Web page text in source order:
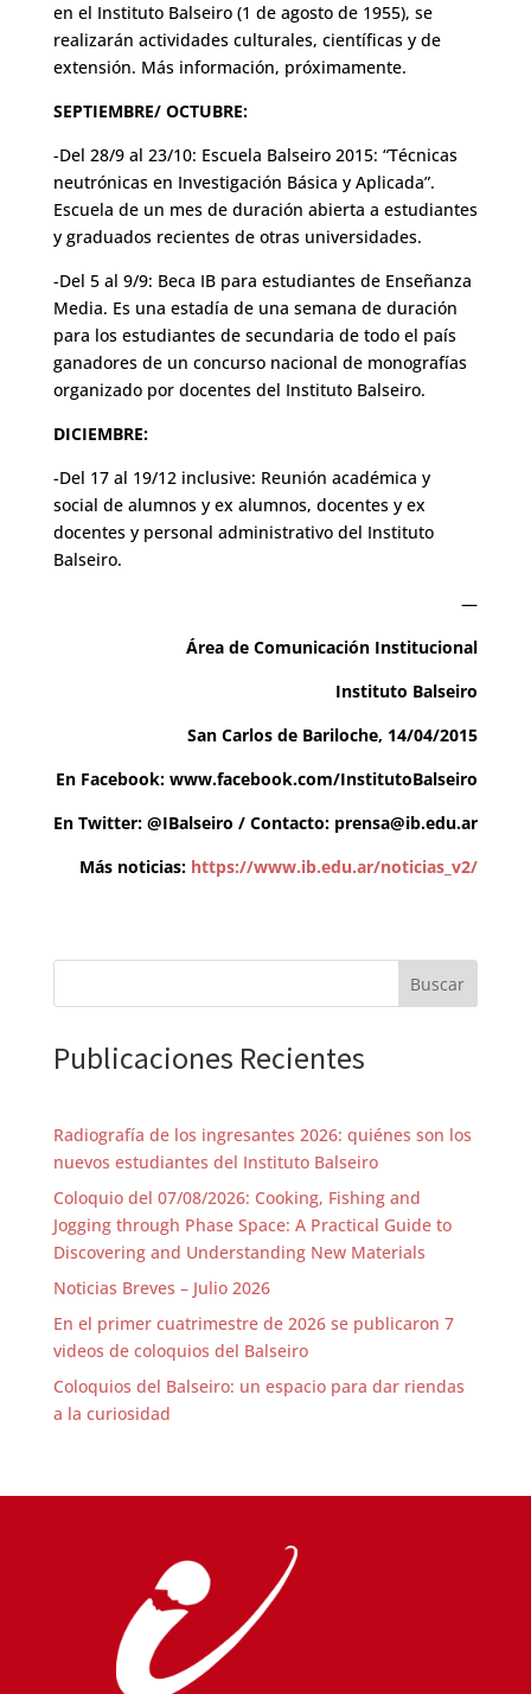
en el Instituto Balseiro (1 de agosto de 1955), se
realizarán actividades culturales, científicas y de
extensión. Más información, próximamente.
SEPTIEMBRE/ OCTUBRE:
-Del 28/9 al 23/10: Escuela Balseiro 2015: “Técnicas
neutrónicas en Investigación Básica y Aplicada”.
Escuela de un mes de duración abierta a estudiantes
y graduados recientes de otras universidades.
-Del 5 al 9/9: Beca IB para estudiantes de Enseñanza
Media. Es una estadía de una semana de duración
para los estudiantes de secundaria de todo el país
ganadores de un concurso nacional de monografías
organizado por docentes del Instituto Balseiro.
DICIEMBRE:
-Del 17 al 19/12 inclusive: Reunión académica y
social de alumnos y ex alumnos, docentes y ex
docentes y personal administrativo del Instituto
Balseiro.
—
Área de Comunicación Institucional
Instituto Balseiro
San Carlos de Bariloche, 14/04/2015
En Facebook:www.facebook.com/InstitutoBalseiro
En Twitter: @IBalseiro / Contacto: prensa@ib.edu.ar
Más noticias: https://www.ib.edu.ar/noticias_v2/
Buscar
Publicaciones Recientes
Radiografía de los ingresantes 2026: quiénes son los
nuevos estudiantes del Instituto Balseiro
Coloquio del 07/08/2026: Cooking, Fishing and
Jogging through Phase Space: A Practical Guide to
Discovering and Understanding New Materials
Noticias Breves – Julio 2026
En el primer cuatrimestre de 2026 se publicaron 7
videos de coloquios del Balseiro
Coloquios del Balseiro: un espacio para dar riendas
a la curiosidad